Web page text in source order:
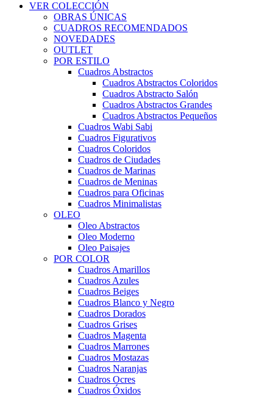
VER COLECCIÓN
OBRAS ÚNICAS
CUADROS RECOMENDADOS
NOVEDADES
OUTLET
POR ESTILO
Cuadros Abstractos
Cuadros Abstractos Coloridos
Cuadros Abstracto Salón
Cuadros Abstractos Grandes
Cuadros Abstractos Pequeños
Cuadros Wabi Sabi
Cuadros Figurativos
Cuadros Coloridos
Cuadros de Ciudades
Cuadros de Marinas
Cuadros de Meninas
Cuadros para Oficinas
Cuadros Minimalistas
OLEO
Oleo Abstractos
Oleo Moderno
Oleo Paisajes
POR COLOR
Cuadros Amarillos
Cuadros Azules
Cuadros Beiges
Cuadros Blanco y Negro
Cuadros Dorados
Cuadros Grises
Cuadros Magenta
Cuadros Marrones
Cuadros Mostazas
Cuadros Naranjas
Cuadros Ocres
Cuadros Óxidos